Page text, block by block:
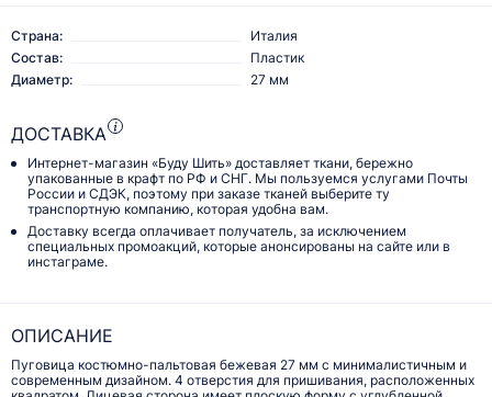
Страна:
Италия
Состав:
Пластик
Диаметр:
27 мм
ДОСТАВКА
Интернет-магазин «Буду Шить» доставляет ткани, бережно
упакованные в крафт по РФ и СНГ. Мы пользуемся услугами Почты
России и СДЭК, поэтому при заказе тканей выберите ту
транспортную компанию, которая удобна вам.
Доставку всегда оплачивает получатель, за исключением
специальных промоакций, которые анонсированы на сайте или в
инстаграме.
ОПИСАНИЕ
Пуговица костюмно-пальтовая бежевая 27 мм с минималистичным и
современным дизайном. 4 отверстия для пришивания, расположенных